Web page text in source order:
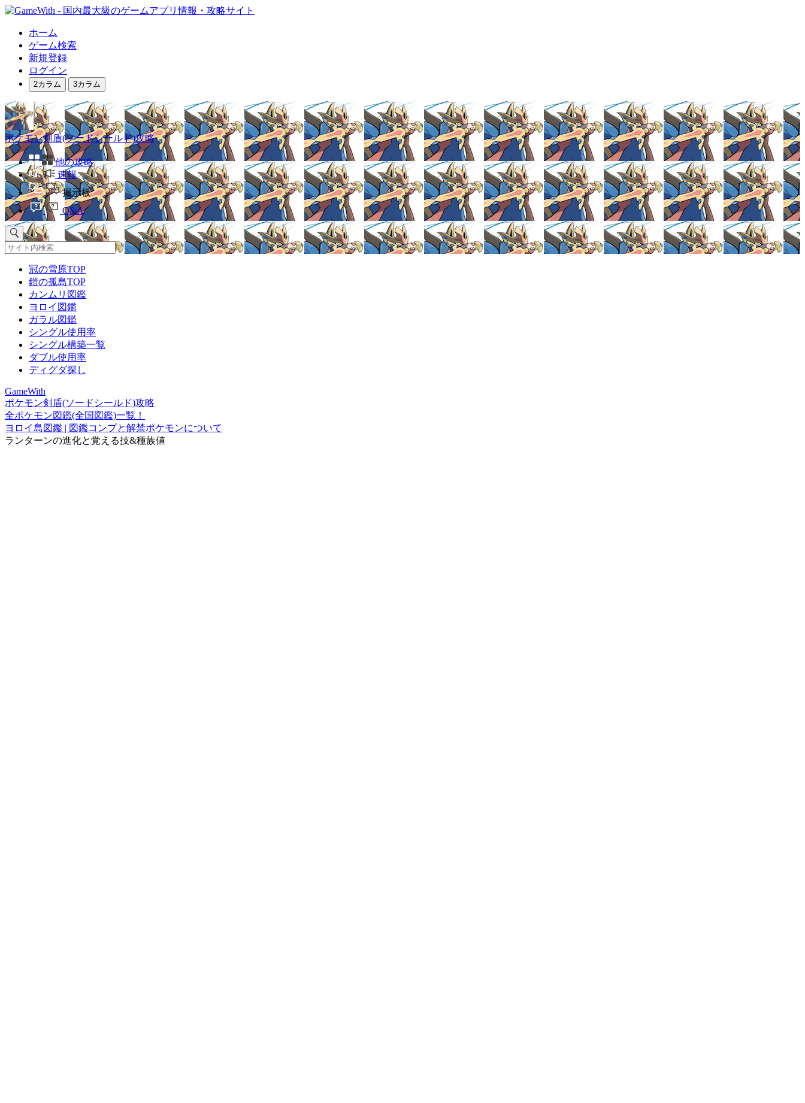
ホーム
ゲーム検索
新規登録
ログイン
2カラム 3カラム
ポケモン剣盾(ソードシールド)攻略
他の攻略
速報
掲示板
Q&A
冠の雪原TOP
鎧の孤島TOP
カンムリ図鑑
ヨロイ図鑑
ガラル図鑑
シングル使用率
シングル構築一覧
ダブル使用率
ディグダ探し
GameWith
ポケモン剣盾(ソードシールド)攻略
全ポケモン図鑑(全国図鑑)一覧！
ヨロイ島図鑑 | 図鑑コンプと解禁ポケモンについて
ランターンの進化と覚える技&種族値